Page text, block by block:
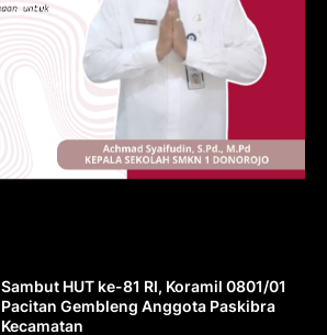
Sambut HUT ke-81 RI, Koramil 0801/01
Pacitan Gembleng Anggota Paskibra
Kecamatan